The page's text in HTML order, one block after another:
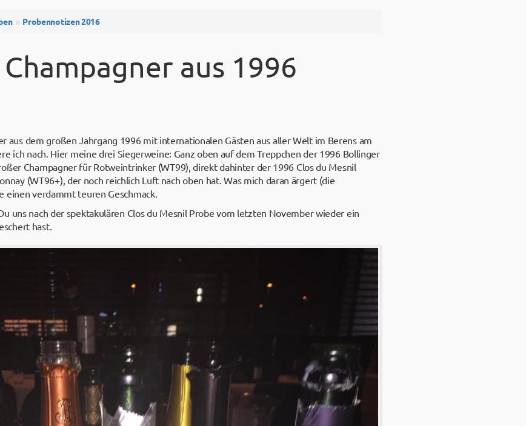
Probennotizen 2016
aus 1996
aus dem großen Jahrgang 1996 mit internationalen Gästen aus aller Welt im Berens am
ich nach. Hier meine drei Siegerweine: Ganz oben auf dem Treppchen der 1996 Bollinger
Champagner für Rotweintrinker (WT99), direkt dahinter der 1996 Clos du Mesnil
(WT96+), der noch reichlich Luft nach oben hat. Was mich daran ärgert (die
einen verdammt teuren Geschmack.
uns nach der spektakulären Clos du Mesnil Probe vom letzten November wieder ein
hast.